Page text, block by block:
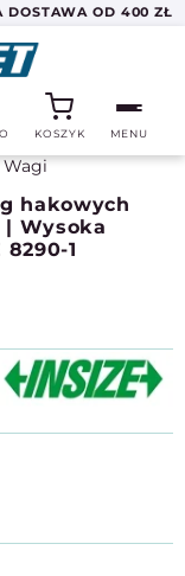
DOSTAWA OD 400 ZŁ
KOSZYK MENU
Wagi
hakowych
| Wysoka
1